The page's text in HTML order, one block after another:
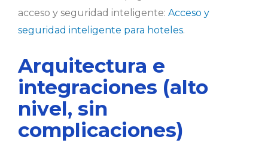
acceso y seguridad inteligente: Acceso y
seguridad inteligente para hoteles.
Arquitectura e
integraciones (alto
nivel, sin
complicaciones)